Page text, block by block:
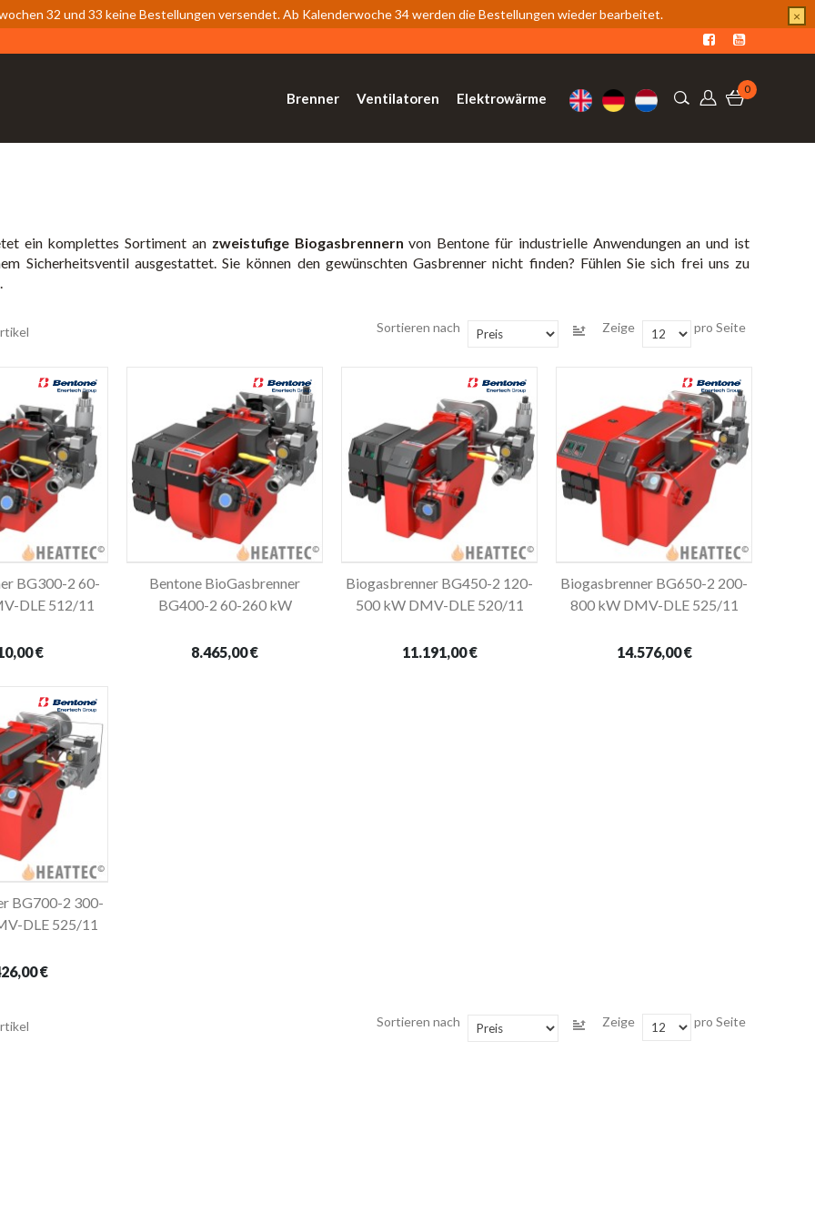
32 und 33 keine Bestellungen versendet. Ab Kalenderwoche 34 werden die Bestellungen wieder bearbeitet. ×
0
Brenner Ventilatoren Elektrowärme
ein komplettes Sortiment an zweistufige Biogasbrennern von Bentone für industrielle Anwendungen an und ist
Sicherheitsventil ausgestattet. Sie können den gewünschten Gasbrenner nicht finden? Fühlen Sie sich frei uns zu
.
Zeige pro Seite
Sortieren nach
Warenkorb
BG300-2 60-
DLE 512/11
€
In den Warenkorb
Bentone BioGasbrenner
BG400-2 60-260 kW
8.465,00 €
In den Warenkorb
Biogasbrenner BG450-2 120-
500 kW DMV-DLE 520/11
11.191,00 €
In den Warenkorb
Biogasbrenner BG650-2 200-
800 kW DMV-DLE 525/11
14.576,00 €
Warenkorb
BG700-2 300-
DLE 525/11
€
Zeige pro Seite
Sortieren nach